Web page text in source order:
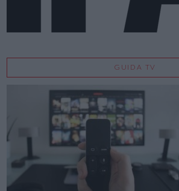
GUIDA TV